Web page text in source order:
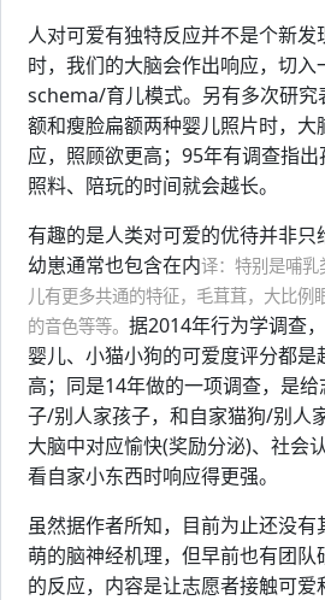
人对可爱有独特反应并不是个新
时，我们的大脑会作出响应，切
schema/育儿模式。另有多次研究
额和瘦脸扁额两种婴儿照片时，大
应，照顾欲更高；95年有调查指
照料、陪玩的时间就会越长。
有趣的是人类对可爱的优待并非只
幼崽通常也包含在内译：特别是哺乳
儿有更多共通的特征，毛茸茸，大比例
的音色等等。 据2014年行为学调查
婴儿、小猫小狗的可爱度评分都是
高；同是14年做的一项调查，是
子/别人家孩子，和自家猫狗/别人
大脑中对应愉快(奖励分泌)、社会
看自家小东西时响应得更强。
虽然据作者所知，目前为止还没
萌的脑神经机理，但早前也有团
的反应，内容是让志愿者接触可爱